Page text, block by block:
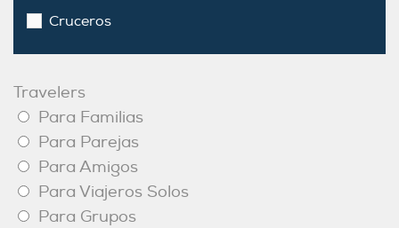
Cruceros
Travelers
Para Familias
Para Parejas
Para Amigos
Para Viajeros Solos
Para Grupos